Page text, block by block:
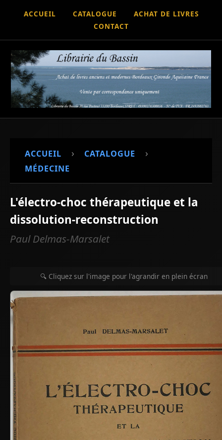
ACCUEIL CATALOGUE
ACHAT DE LIVRES
CONTACT
ACCUEIL › CATALOGUE ›
MÉDECINE
L'électro-choc thérapeutique et la
dissolution-reconstruction
Paul Delmas-Marsalet
🔍 Cliquez sur l'image pour l'agrandir en plein écran